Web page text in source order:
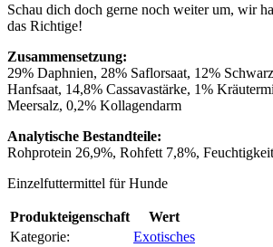
Schau dich doch gerne noch weiter um, wir
das Richtige!
Zusammensetzung:
29% Daphnien, 28% Saflorsaat, 12%
Hanfsaat, 14,8% Cassavastärke, 1%
Meersalz, 0,2% Kollagendarm
Analytische Bestandteile:
Rohprotein 26,9%, Rohfett 7,8%,
Einzelfuttermittel für Hunde
Produkteigenschaft
Wert
Kategorie:
Exotisches